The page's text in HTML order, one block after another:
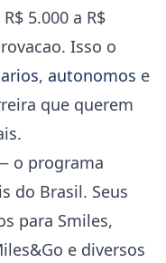
5.000 a R$
Isso o
, autonomos e
que querem
o programa
do Brasil. Seus
para Smiles,
e diversos